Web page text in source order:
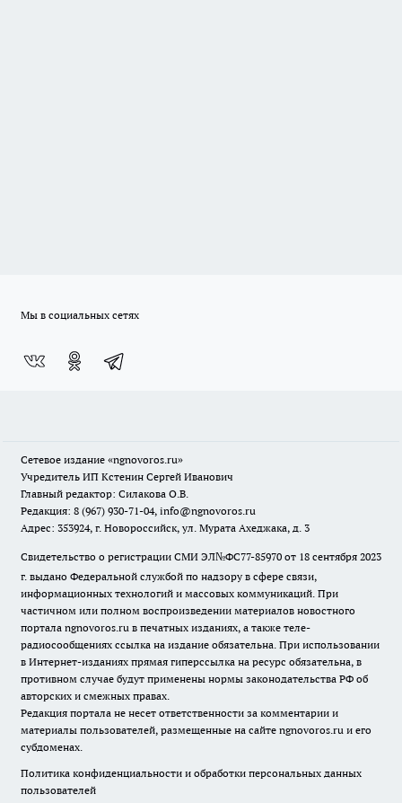
Мы в социальных сетях
Сетевое издание «ngnovoros.ru»
Учредитель ИП Кстенин Сергей Иванович
Главный редактор: Силакова О.В.
Редакция: 8 (967) 930-71-04, info@ngnovoros.ru
Адрес: 353924, г. Новороссийск, ул. Мурата Ахеджака, д. 3
Свидетельство о регистрации СМИ ЭЛ№ФС77-85970 от 18 сентября 2023
г. выдано Федеральной службой по надзору в сфере связи,
информационных технологий и массовых коммуникаций. При
частичном или полном воспроизведении материалов новостного
портала ngnovoros.ru в печатных изданиях, а также теле-
радиосообщениях ссылка на издание обязательна. При использовании
в Интернет-изданиях прямая гиперссылка на ресурс обязательна, в
противном случае будут применены нормы законодательства РФ об
авторских и смежных правах.
Редакция портала не несет ответственности за комментарии и
материалы пользователей, размещенные на сайте ngnovoros.ru и его
субдоменах.
Политика конфиденциальности и обработки персональных данных
пользователей